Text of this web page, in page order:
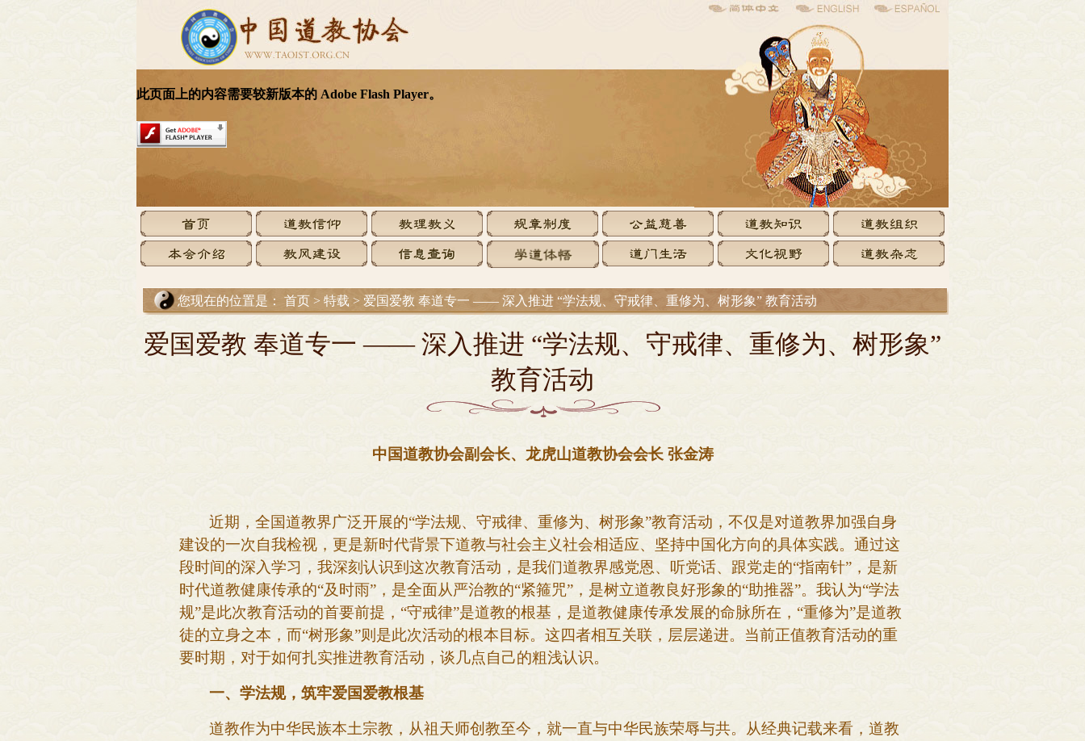
您现在的位置是： 首页 > 特载 > 爱国爱教 奉道专一 —— 深入推进 “学法规、守戒律、重修为、树形象” 教育活动
爱国爱教 奉道专一 —— 深入推进 “学法规、守戒律、重修为、树形象”
教育活动
中国道教协会副会长、龙虎山道教协会会长张金涛
近期，全国道教界广泛开展的“学法规、守戒律、重修为、树形象”教育活动，不仅是对道教界加强自身
建设的一次自我检视，更是新时代背景下道教与社会主义社会相适应、坚持中国化方向的具体实践。通过这
段时间的深入学习，我深刻认识到这次教育活动，是我们道教界感党恩、听党话、跟党走的“指南针”，是新
时代道教健康传承的“及时雨”，是全面从严治教的“紧箍咒”，是树立道教良好形象的“助推器”。我认为“学法
规”是此次教育活动的首要前提，“守戒律”是道教的根基，是道教健康传承发展的命脉所在，“重修为”是道教
徒的立身之本，而“树形象”则是此次活动的根本目标。这四者相互关联，层层递进。当前正值教育活动的重
要时期，对于如何扎实推进教育活动，谈几点自己的粗浅认识。
一、学法规，筑牢爱国爱教根基
道教作为中华民族本土宗教，从祖天师创教至今，就一直与中华民族荣辱与共。从经典记载来看，道教